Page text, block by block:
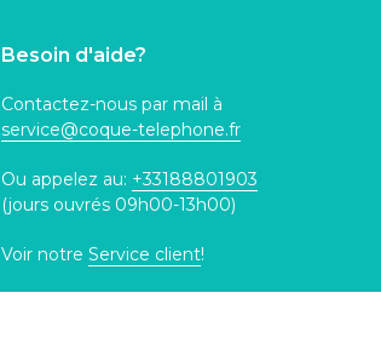
Besoin d'aide?
Contactez-nous par mail à
service@coque-telephone.fr
Ou appelez au: +33188801903
(jours ouvrés 09h00-13h00)
Voir notre Service client!